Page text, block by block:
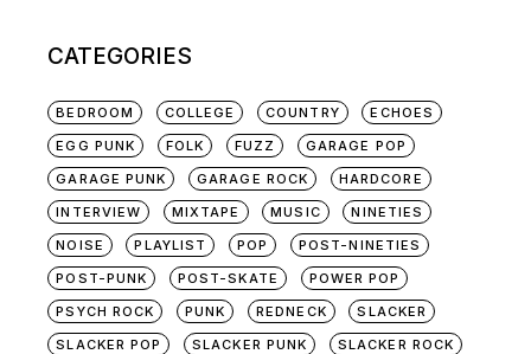
CATEGORIES
BEDROOM COLLEGE COUNTRY
ECHOES
EGG PUNK
FOLK FUZZ
GARAGE POP
GARAGE PUNK
GARAGE ROCK
HARDCORE
INTERVIEW
MIXTAPE MUSIC
NINETIES
NOISE
PLAYLIST POP
POST-NINETIES
POST-PUNK
POST-SKATE
POWER POP
PSYCH ROCK
PUNK REDNECK
SLACKER
SLACKER POP
SLACKER PUNK
SLACKER ROCK